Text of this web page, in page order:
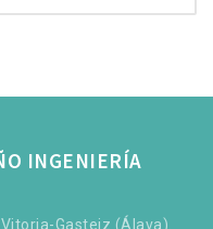
INGENIERÍA
Gasteiz (Álava).